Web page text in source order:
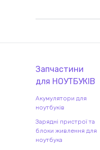
Запчастини
для НОУТБУКІВ
Акумулятори для
ноутбуків
Зарядні пристрої та
блоки живлення для
ноутбука